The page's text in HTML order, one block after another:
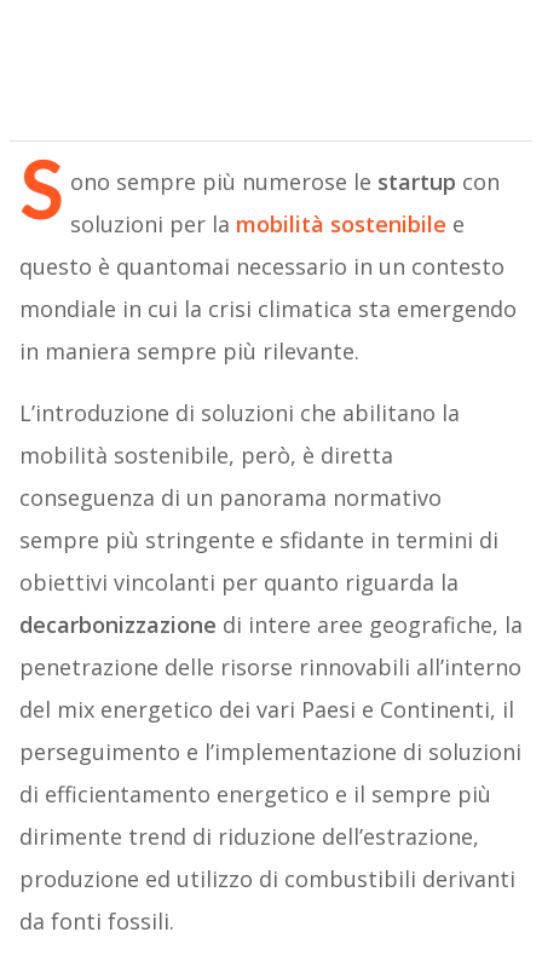
S ono sempre più numerose le startup con
soluzioni per la mobilità sostenibile e
questo è quantomai necessario in un contesto
mondiale in cui la crisi climatica sta emergendo
in maniera sempre più rilevante.
L’introduzione di soluzioni che abilitano la
mobilità sostenibile, però, è diretta
conseguenza di un panorama normativo
sempre più stringente e sfidante in termini di
obiettivi vincolanti per quanto riguarda la
decarbonizzazione di intere aree geografiche, la
penetrazione delle risorse rinnovabili all’interno
del mix energetico dei vari Paesi e Continenti, il
perseguimento e l’implementazione di soluzioni
di efficientamento energetico e il sempre più
dirimente trend di riduzione dell’estrazione,
produzione ed utilizzo di combustibili derivanti
da fonti fossili.